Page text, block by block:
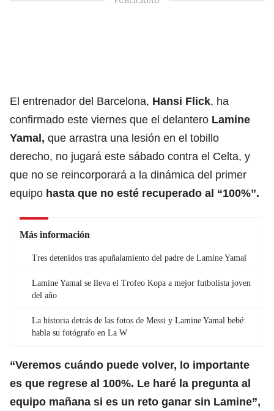
El entrenador del Barcelona, Hansi Flick, ha
confirmado este viernes que el delantero Lamine
Yamal, que arrastra una lesión en el tobillo
derecho, no jugará este sábado contra el Celta, y
que no se reincorporará a la dinámica del primer
equipo hasta que no esté recuperado al “100%”.
Más información
Tres detenidos tras apuñalamiento del padre de Lamine Yamal
Lamine Yamal se lleva el Trofeo Kopa a mejor futbolista joven
del año
La historia detrás de las fotos de Messi y Lamine Yamal bebé:
habla su fotógrafo en La W
“Veremos cuándo puede volver, lo importante
es que regrese al 100%. Le haré la pregunta al
equipo mañana si es un reto ganar sin Lamine”,